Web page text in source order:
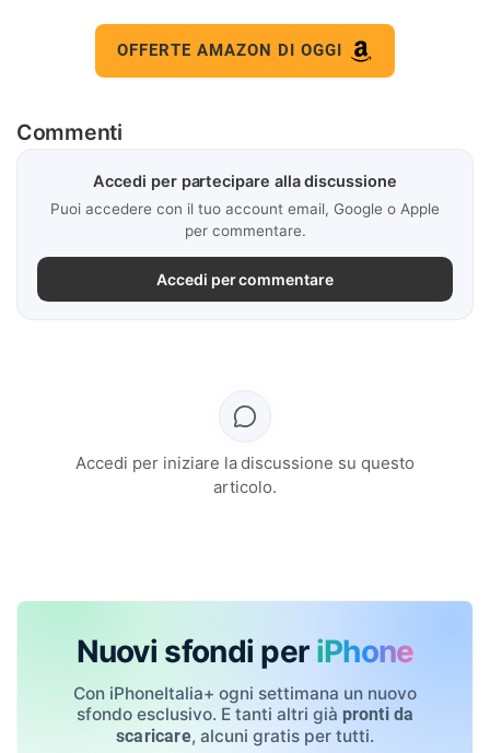
OFFERTE AMAZON DI OGGI
Commenti
Accedi per partecipare alla discussione
Puoi accedere con il tuo account email, Google o Apple
per commentare.
Accedi per commentare
Accedi per iniziare la discussione su questo
articolo.
Nuovi sfondi per iPhone
Con iPhoneItalia+ ogni settimana un nuovo
sfondo esclusivo. E tanti altri già pronti da
scaricare, alcuni gratis per tutti.